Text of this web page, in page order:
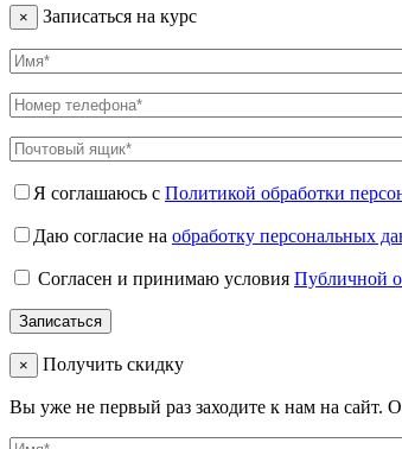
× Записаться на курс
Я соглашаюсь с Политикой обработки
Даю согласие на обработку персональных
Согласен и принимаю условия Публичной
× Получить скидку
Вы уже не первый раз заходите к нам на сайт.